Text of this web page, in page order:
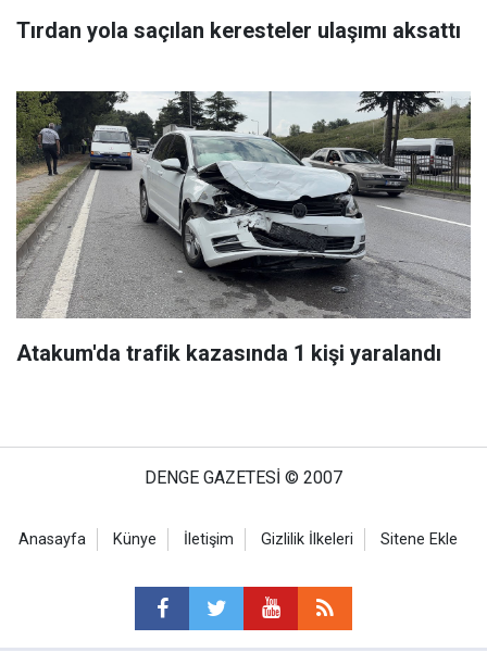
Tırdan yola saçılan keresteler ulaşımı aksattı
Atakum'da trafik kazasında 1 kişi yaralandı
DENGE GAZETESİ © 2007
Anasayfa Künye İletişim Gizlilik İlkeleri Sitene Ekle